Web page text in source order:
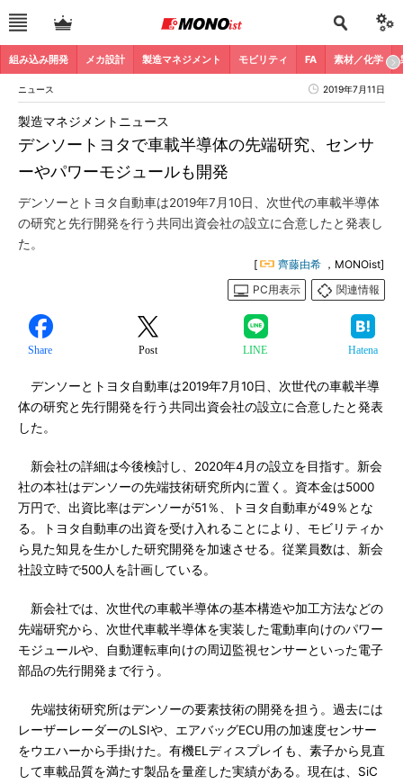
組み込み開発 メカ設計 製造マネジメント モビリティ FA 素材／化学
ニュース 2019年7月11日
デンソートヨタで車載半導体の先端研究、センサ
ーやパワーモジュールも開発
製造マネジメントニュース
デンソーとトヨタ自動車は2019年7月10日、次世代の車載半導体
の研究と先行開発を行う共同出資会社の設立に合意したと発表し
た。
[ 齊藤由希 ，MONOist]
PC用表示
関連情報
Share Post LINE Hatena
デンソーとトヨタ自動車は2019年7月10日、次世代の車載半導
体の研究と先行開発を行う共同出資会社の設立に合意したと発表
した。
新会社の詳細は今後検討し、2020年4月の設立を目指す。新会
社の本社はデンソーの先端技術研究所内に置く。資本金は5000
万円で、出資比率はデンソーが51％、トヨタ自動車が49％とな
る。トヨタ自動車の出資を受け入れることにより、モビリティか
ら見た知見を生かした研究開発を加速させる。従業員数は、新会
社設立時で500人を計画している。
新会社では、次世代の車載半導体の基本構造や加工方法などの
先端研究から、次世代車載半導体を実装した電動車向けのパワー
モジュールや、自動運転車向けの周辺監視センサーといった電子
部品の先行開発まで行う。
先端技術研究所はデンソーの要素技術の開発を担う。過去には
レーザーレーダーのLSIや、エアバッグECU用の加速度センサー
をウエハーから手掛けた。有機ELディスプレイも、素子から見直
して車載品質を満たす製品を量産した実績がある。現在は、SiC